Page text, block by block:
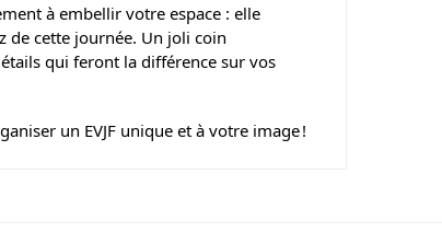
à embellir votre espace : elle
de cette journée. Un joli coin
qui feront la différence sur vos
un EVJF unique et à votre image !